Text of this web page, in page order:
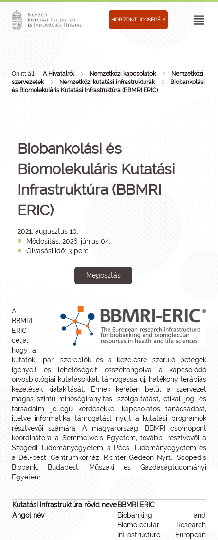
HORIZONT JOGSEGÉLY
Ön itt áll: A Hivatalról Nemzetközi kapcsolatok
Nemzetközi
szervezetek
Nemzetközi kutatási infrastruktúrák
Biobankolási
és Biomolekuláris Kutatási Infrastruktúra (BBMRI ERIC)
Biobankolási és
Biomolekuláris Kutatási
Infrastruktúra (BBMRI
ERIC)
2021. augusztus 10.
Módosítás: 2026. június 04.
Olvasási idő: 3 perc
Megosztás
A
BBMRI-
ERIC
célja,
hogy a
kutatók, ipari szereplők és a kezelésre szoruló betegek
igényeit és lehetőségeit összehangolva a kapcsolódó
orvosbiológiai kutatásokkal, támogassa új, hatékony terápiás
kezelések kialakítását. Ennek keretén belül a szervezet
magas szintű minőségirányítási szolgáltatást, etikai, jogi és
társadalmi jellegű kérdésekkel kapcsolatos tanácsadást,
illetve informatikai támogatást nyújt a kutatási programok
résztvevői számára. A magyarországi BBMRI csomópont
koordinátora a Semmelweis Egyetem, további résztvevői a
Szegedi Tudományegyetem, a Pécsi Tudományegyetem és
a Dél-pesti Centrumkórház, Richter Gedeon Nyrt., Scopedis
Biobank, Budapesti Műszaki és Gazdaságtudományi
Egyetem.
Kutatási infrastruktúra rövid neveBBMRI ERIC
Angol név
Biobanking and
Biomolecular Research
Infrastructure - European